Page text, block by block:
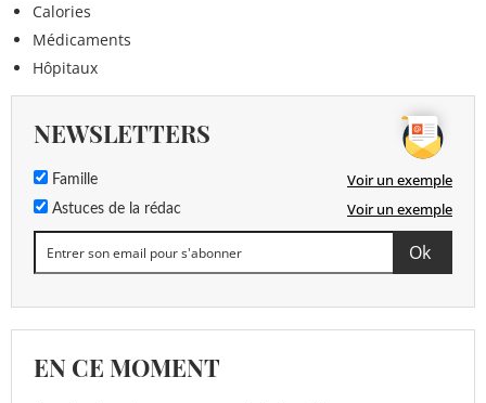
Calories
Médicaments
Hôpitaux
NEWSLETTERS
Famille Voir un exemple
Astuces de la rédac Voir un exemple
EN CE MOMENT